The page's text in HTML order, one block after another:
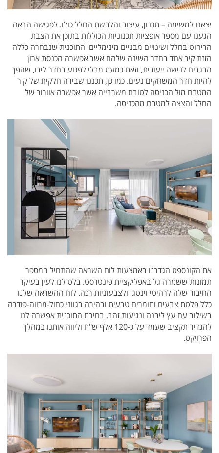
יצאנו למשימה – תכנון, עיצוב והלבשת החלל כולו. לפגישה הבאה
הגענו עם מספר אופציות תכנוניות הכוללות בתוכן את הצבת
הריהוט בחלל ושינויים מבניים מינימליים. התוכנית שנבחרה כללה
הזזת קיר אחד בחדר השינה שלהם אשר אפשרה הכנסת ארון
הבגדים לנישה ייעודית, וזאת כמעט מבלי לפגוע בחדר לידו, שהפך
להיות חדר המשחקים נעים. כמו כן, תכננו שבירה חלקית של קיר
המטבח מול הכניסה לטובת משרבייה אשר אפשרה אוורור של
החלל והצצה למטבח מהכניסה.
את הקונספט הגדרנו באמצעות לוח השראה שהתחיל ממספר
תמונות ששמרה גל באפליקציית פינטרסט. בלט לנו לעין בעיקר
החיבור שלה לרהיטי וינטג' ולצבעוניות רכה. לוח ההשראה שלנו
כלל פלטת צבעים וחומרים טבעית ובהירה בגווני כחול-מרווה-פודרה
בשילוב עם עץ ליבנה ונגיעות זהב. בחירת התוכנית אפשרה לנו
להגדיר תקציב שעמד על כ-120 אלף ש"ח וליווה אותנו במהלך
הפרויקט.